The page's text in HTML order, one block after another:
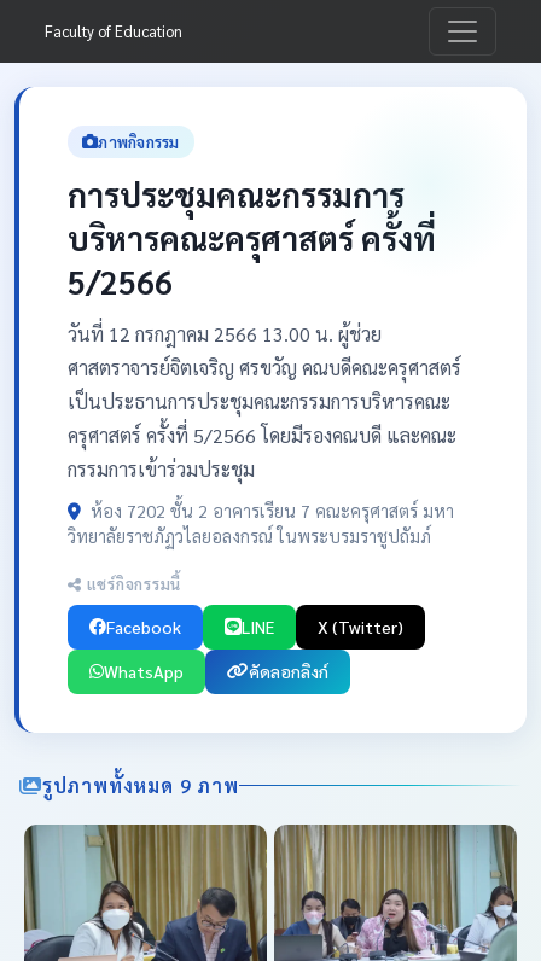
Faculty of Education
ภาพกิจกรรม
การประชุมคณะกรรมการ
บริหารคณะครุศาสตร์ ครั้งที่
5/2566
วันที่ 12 กรกฎาคม 2566 13.00 น. ผู้ช่วย
ศาสตราจารย์จิตเจริญ ศรขวัญ คณบดีคณะครุศาสตร์
เป็นประธานการประชุมคณะกรรมการบริหารคณะ
ครุศาสตร์ ครั้งที่ 5/2566 โดยมีรองคณบดี และคณะ
กรรมการเข้าร่วมประชุม
ห้อง 7202 ชั้น 2 อาคารเรียน 7 คณะครุศาสตร์ มหา
วิทยาลัยราชภัฏวไลยอลงกรณ์ ในพระบรมราชูปถัมภ์
แชร์กิจกรรมนี้
Facebook LINE X (Twitter)
WhatsApp คัดลอกลิงก์
รูปภาพทั้งหมด 9 ภาพ